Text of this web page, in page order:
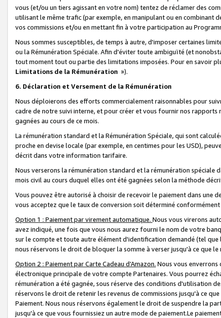
vous (et/ou un tiers agissant en votre nom) tentez de réclamer des
utilisant le même trafic (par exemple, en manipulant ou en combinant
vos commissions et/ou en mettant fin à votre participation au
Nous sommes susceptibles, de temps à autre, d'imposer certaines
ou la Rémunération Spéciale. Afin d'éviter toute ambiguïté (et
tout moment tout ou partie des limitations imposées. Pour en savoir
Limitations de la Rémunération »).
6. Déclaration et Versement de la Rémunération
Nous déploierons des efforts commercialement raisonnables pour
cadre de notre suivi interne, et pour créer et vous fournir nos
gagnées au cours de ce mois.
La rémunération standard et la Rémunération Spéciale, qui sont
proche en devise locale (par exemple, en centimes pour les USD),
décrit dans votre information tarifaire.
Nous verserons la rémunération standard et la rémunération spéciale
mois civil au cours duquel elles ont été gagnées selon la méthode
Vous pouvez être autorisé à choisir de recevoir le paiement dans une
vous acceptez que le taux de conversion soit déterminé
Option 1 : Paiement par virement automatique. Nous vous virerons
avez indiqué, une fois que vous nous aurez fourni le nom de votre
sur le compte et toute autre élément d'identification demandé (tel que
nous réservons le droit de bloquer la somme à verser jusqu'à ce que
Option 2 : Paiement par Carte Cadeau d’Amazon. Nous vous
électronique principale de votre compte Partenaires. Vous pourrez
rémunération a été gagnée, sous réserve des conditions d'utilisation
réservons le droit de retenir les revenus de commissions jusqu'à ce
Paiement. Nous nous réservons également le droit de suspendre la
jusqu'à ce que vous fournissiez un autre mode de paiement.Le